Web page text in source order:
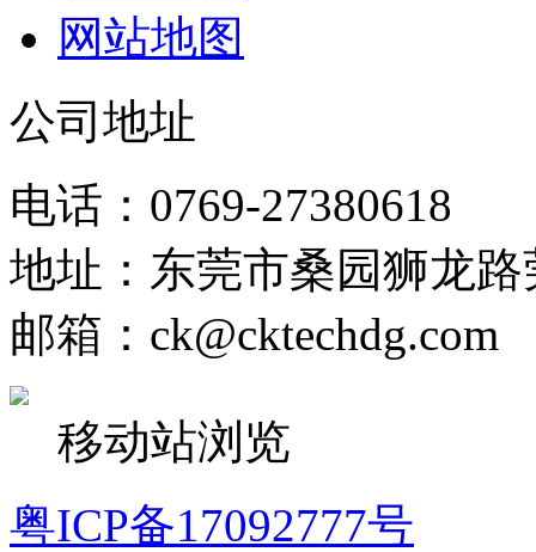
网站地图
公司地址
电话：0769-27380618
地址：东莞市桑园狮龙
邮箱：ck@cktechdg.com
移动站浏览
粤ICP备17092777号